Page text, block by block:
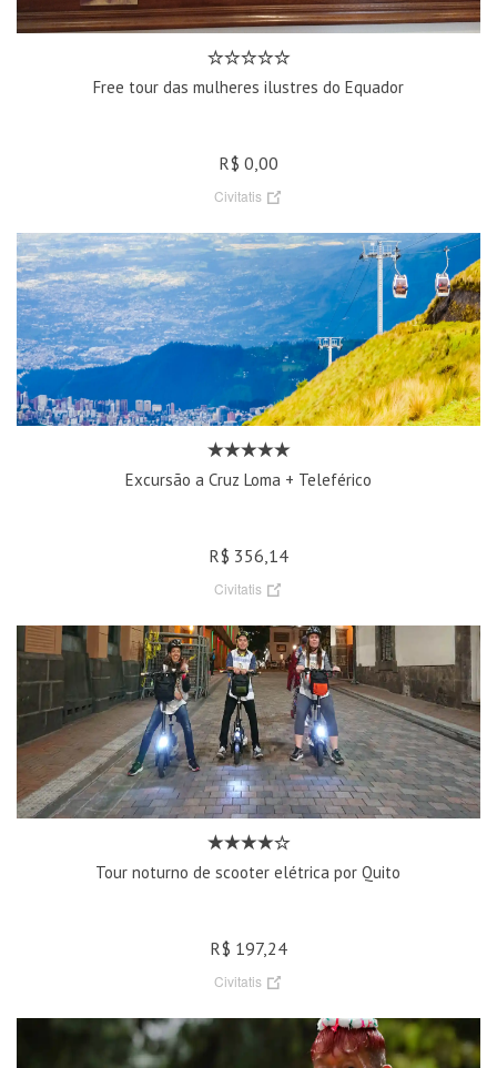
Free tour das mulheres ilustres do Equador
R$ 0,00
Civitatis
Excursão a Cruz Loma + Teleférico
R$ 356,14
Civitatis
Tour noturno de scooter elétrica por Quito
R$ 197,24
Civitatis